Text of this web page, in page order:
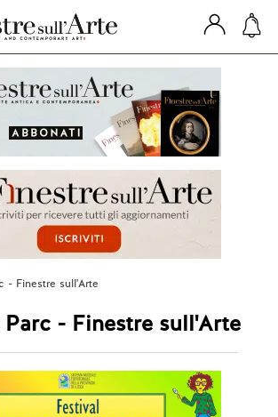
- Finestre sull'Arte
- Finestre sull'Arte